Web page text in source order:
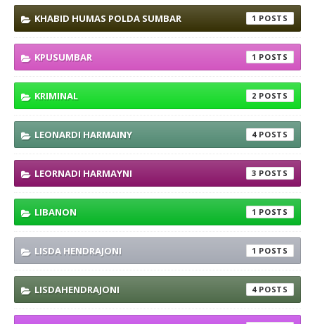
KHABID HUMAS POLDA SUMBAR 1
KPUSUMBAR 1
KRIMINAL 2
LEONARDI HARMAINY 4
LEORNADI HARMAYNI 3
LIBANON 1
LISDA HENDRAJONI 1
LISDAHENDRAJONI 4